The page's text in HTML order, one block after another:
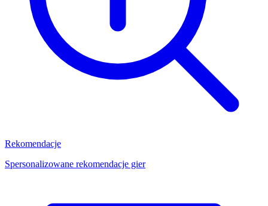
Rekomendacje
Spersonalizowane rekomendacje gier